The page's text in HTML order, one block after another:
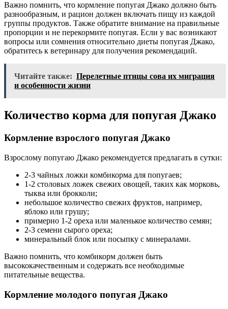
Важно помнить, что кормление попугая Джако должно быть
разнообразным, и рацион должен включать пищу из каждой
группы продуктов. Также обратите внимание на правильные
пропорции и не перекормите попугая. Если у вас возникают
вопросы или сомнения относительно диеты попугая Джако,
обратитесь к ветеринару для получения рекомендаций.
Читайте также: Перелетные птицы сова их миграция
и особенности жизни
Количество корма для попугая Джако
Кормление взрослого попугая Джако
Взрослому попугаю Джако рекомендуется предлагать в сутки:
2-3 чайных ложки комбикорма для попугаев;
1-2 столовых ложек свежих овощей, таких как морковь,
тыква или брокколи;
небольшое количество свежих фруктов, например,
яблоко или грушу;
примерно 1-2 ореха или маленькое количество семян;
2-3 семени сырого ореха;
минеральный блок или посыпку с минералами.
Важно помнить, что комбикорм должен быть
высококачественным и содержать все необходимые
питательные вещества.
Кормление молодого попугая Джако